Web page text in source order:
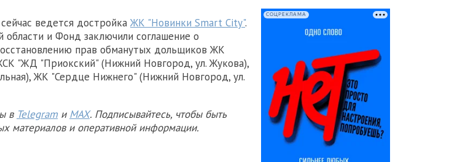
ведется достройка ЖК "Новинки Smart City".
и Фонд заключили соглашение о
прав обманутых дольщиков ЖК
"ЖД "Приокский" (Нижний Новгород, ул. Жукова),
ЖК "Сердце Нижнего" (Нижний Новгород, ул.
в Telegram и MAX. Подписывайтесь, чтобы быть
материалов и оперативной информации.
СОЦРЕКЛАМА